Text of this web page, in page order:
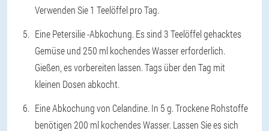
Verwenden Sie 1 Teelöffel pro Tag.
Eine Petersilie -Abkochung. Es sind 3 Teelöffel gehacktes
Gemüse und 250 ml kochendes Wasser erforderlich.
Gießen, es vorbereiten lassen. Tags über den Tag mit
kleinen Dosen abkocht.
Eine Abkochung von Celandine. In 5 g. Trockene Rohstoffe
benötigen 200 ml kochendes Wasser. Lassen Sie es sich